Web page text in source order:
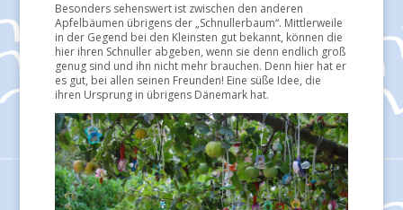
Besonders sehenswert ist zwischen den anderen
Apfelbäumen übrigens der „Schnullerbaum“. Mittlerweile
in der Gegend bei den Kleinsten gut bekannt, können die
hier ihren Schnuller abgeben, wenn sie denn endlich groß
genug sind und ihn nicht mehr brauchen. Denn hier hat er
es gut, bei allen seinen Freunden! Eine süße Idee, die
ihren Ursprung in übrigens Dänemark hat.